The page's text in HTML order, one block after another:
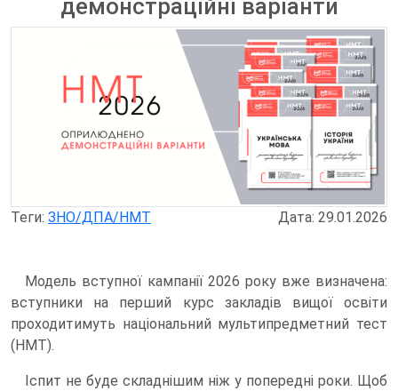
демонстраційні варіанти
Теги: ЗНО/ДПА/НМТ Дата: 29.01.2026
Модель вступної кампанії 2026 року вже визначена:
вступники на перший курс закладів вищої освіти
проходитимуть національний мультипредметний тест
(НМТ).
Іспит не буде складнішим ніж у попередні роки. Щоб